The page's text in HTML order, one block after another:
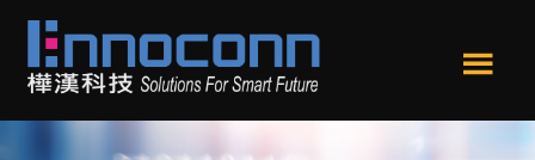
跳
转
到
主
要
跳
转
到
页
尾
樺
Ennoconn
u